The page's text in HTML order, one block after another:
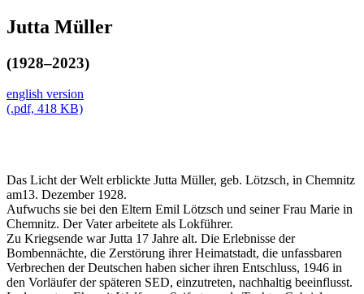
Jutta Müller
(1928–2023)
english version
(.pdf, 418 KB)
Das Licht der Welt erblickte Jutta Müller, geb. Lötzsch, in Chemnitz
am13. Dezember 1928.
Aufwuchs sie bei den Eltern Emil Lötzsch und seiner Frau Marie in
Chemnitz. Der Vater arbeitete als Lokführer.
Zu Kriegsende war Jutta 17 Jahre alt. Die Erlebnisse der
Bombennächte, die Zerstörung ihrer Heimatstadt, die unfassbaren
Verbrechen der Deutschen haben sicher ihren Entschluss, 1946 in
den Vorläufer der späteren SED, einzutreten, nachhaltig beeinflusst.